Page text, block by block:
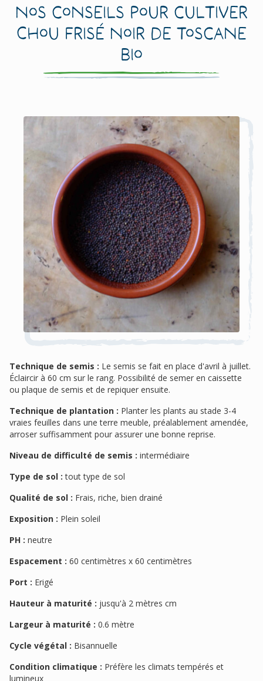
Nos conseils pour cultiver
Chou Frisé Noir de Toscane
Bio
Technique de semis : Le semis se fait en place d'avril à juillet.
Éclaircir à 60 cm sur le rang. Possibilité de semer en caissette
ou plaque de semis et de repiquer ensuite.
Technique de plantation : Planter les plants au stade 3-4
vraies feuilles dans une terre meuble, préalablement amendée,
arroser suffisamment pour assurer une bonne reprise.
Niveau de difficulté de semis : intermédiaire
Type de sol : tout type de sol
Qualité de sol : Frais, riche, bien drainé
Exposition : Plein soleil
PH : neutre
Espacement : 60 centimètres x 60 centimètres
Port : Erigé
Hauteur à maturité : jusqu'à 2 mètres cm
Largeur à maturité : 0.6 mètre
Cycle végétal : Bisannuelle
Condition climatique : Préfère les climats tempérés et
lumineux